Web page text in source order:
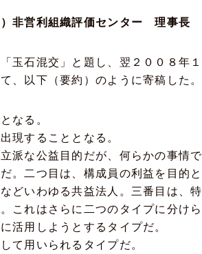
）非営利組織評価センター 理事
玉石混交」と題し、翌２００８年
、以下（要約）のように寄稿した。
なる。
現することとなる。
派な公益目的だが、何らかの事情
二つ目は、構成員の利益を目的と
どいわゆる共益法人。三番目は、
れはさらに二つのタイプに分けら
活用しようとするタイプだ。
て用いられるタイプだ。